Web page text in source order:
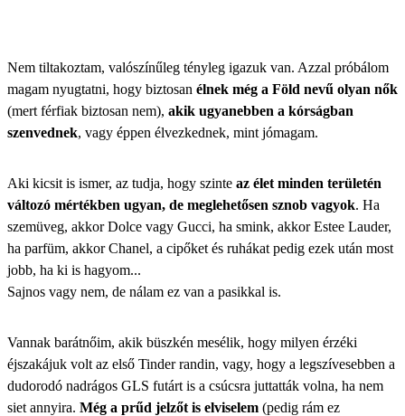
Nem tiltakoztam, valószínűleg tényleg igazuk van. Azzal próbálom
magam nyugtatni, hogy biztosan élnek még a Föld nevű olyan nők
(mert férfiak biztosan nem), akik ugyanebben a kórságban
szenvednek, vagy éppen élvezkednek, mint jómagam.
Aki kicsit is ismer, az tudja, hogy szinte az élet minden területén
változó mértékben ugyan, de meglehetősen sznob vagyok. Ha
szemüveg, akkor Dolce vagy Gucci, ha smink, akkor Estee Lauder,
ha parfüm, akkor Chanel, a cipőket és ruhákat pedig ezek után most
jobb, ha ki is hagyom...
Sajnos vagy nem, de nálam ez van a pasikkal is.
Vannak barátnőim, akik büszkén mesélik, hogy milyen érzéki
éjszakájuk volt az első Tinder randin, vagy, hogy a legszívesebben a
dudorodó nadrágos GLS futárt is a csúcsra juttatták volna, ha nem
siet annyira. Még a prűd jelzőt is elviselem (pedig rám ez